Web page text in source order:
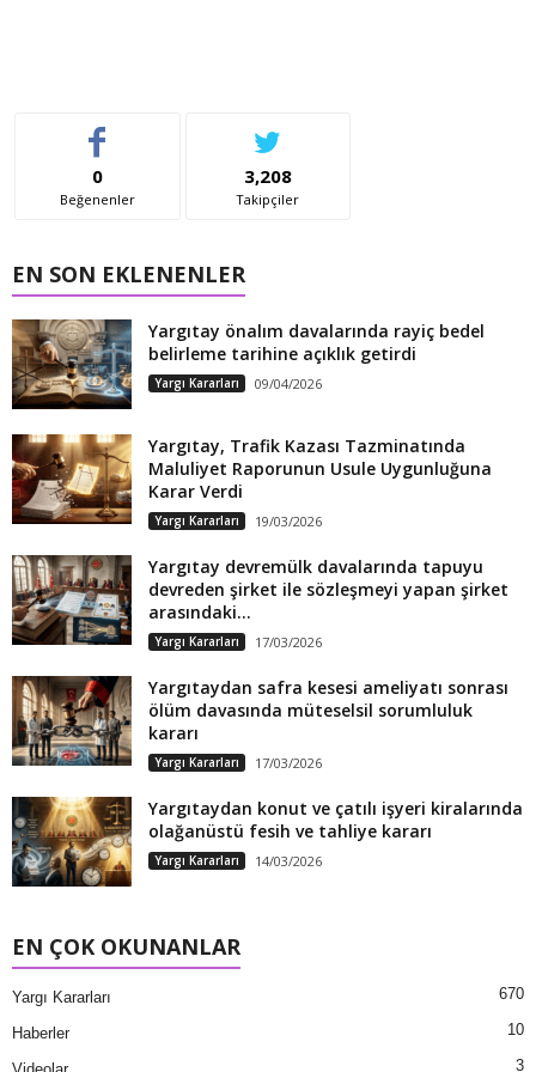
0
Beğenenler
3,208
Takipçiler
EN SON EKLENENLER
Yargıtay önalım davalarında rayiç bedel
belirleme tarihine açıklık getirdi
Yargı Kararları 09/04/2026
Yargıtay, Trafik Kazası Tazminatında
Maluliyet Raporunun Usule Uygunluğuna
Karar Verdi
Yargı Kararları 19/03/2026
Yargıtay devremülk davalarında tapuyu
devreden şirket ile sözleşmeyi yapan şirket
arasındaki...
Yargı Kararları 17/03/2026
Yargıtaydan safra kesesi ameliyatı sonrası
ölüm davasında müteselsil sorumluluk
kararı
Yargı Kararları 17/03/2026
Yargıtaydan konut ve çatılı işyeri kiralarında
olağanüstü fesih ve tahliye kararı
Yargı Kararları 14/03/2026
EN ÇOK OKUNANLAR
Yargı Kararları 670
Haberler 10
3